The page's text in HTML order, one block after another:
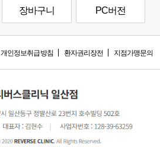
장바구니 PC버전
개인정보취급방침 환자권리장전 지점가맹문의